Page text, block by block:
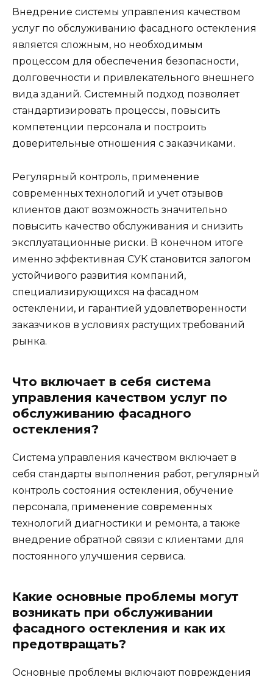
Внедрение системы управления качеством
услуг по обслуживанию фасадного остекления
является сложным, но необходимым
процессом для обеспечения безопасности,
долговечности и привлекательного внешнего
вида зданий. Системный подход позволяет
стандартизировать процессы, повысить
компетенции персонала и построить
доверительные отношения с заказчиками.
Регулярный контроль, применение
современных технологий и учет отзывов
клиентов дают возможность значительно
повысить качество обслуживания и снизить
эксплуатационные риски. В конечном итоге
именно эффективная СУК становится залогом
устойчивого развития компаний,
специализирующихся на фасадном
остеклении, и гарантией удовлетворенности
заказчиков в условиях растущих требований
рынка.
Что включает в себя система
управления качеством услуг по
обслуживанию фасадного
остекления?
Система управления качеством включает в
себя стандарты выполнения работ, регулярный
контроль состояния остекления, обучение
персонала, применение современных
технологий диагностики и ремонта, а также
внедрение обратной связи с клиентами для
постоянного улучшения сервиса.
Какие основные проблемы могут
возникать при обслуживании
фасадного остекления и как их
предотвращать?
Основные проблемы включают повреждения